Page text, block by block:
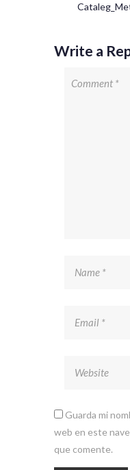
Write a
Guarda mi
web en este
que comente.